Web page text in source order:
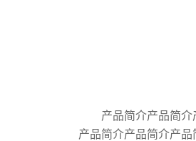
产品简介产品简
产品简介产品简介产品